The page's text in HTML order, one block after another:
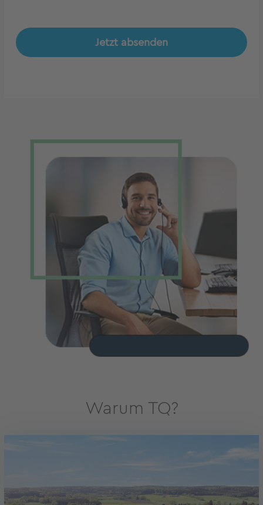
Jetzt absenden
Warum TQ?